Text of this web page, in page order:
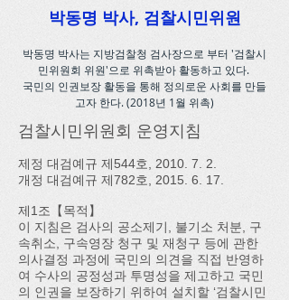
박동명 박사, 검찰시민위원
박동명 박사는 지방검찰청 검사장으로 부터 '검찰시
민위원회 위원'으로 위촉받아 활동하고 있다.
국민의 인권보장 활동을 통해 정의로운 사회를 만들
고자 한다. (2018년 1월 위촉)
검찰시민위원회 운영지침
제정 대검예규 제544호, 2010. 7. 2.
개정 대검예규 제782호, 2015. 6. 17
제1조【목적】
이 지침은 검사의 공소제기, 불기소 처분, 구
속취소, 구속영장 청구 및 재청구 등에 관한
의사결정 과정에 국민의 의견을 직접 반영하
여 수사의 공정성과 투명성을 제고하고 국민
의 인권을 보장하기 위하여 설치할 ‘검찰시민